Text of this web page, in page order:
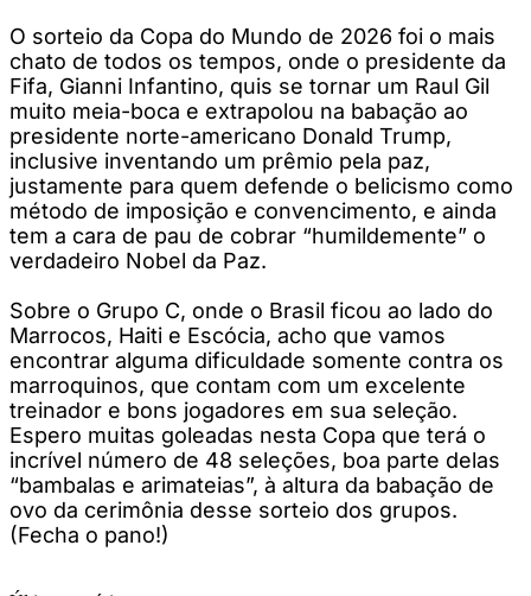
O sorteio da Copa do Mundo de 2026 foi o mais
chato de todos os tempos, onde o presidente da
Fifa, Gianni Infantino, quis se tornar um Raul Gil
muito meia-boca e extrapolou na babação ao
presidente norte-americano Donald Trump,
inclusive inventando um prêmio pela paz,
justamente para quem defende o belicismo como
método de imposição e convencimento, e ainda
tem a cara de pau de cobrar “humildemente” o
verdadeiro Nobel da Paz.
Sobre o Grupo C, onde o Brasil ficou ao lado do
Marrocos, Haiti e Escócia, acho que vamos
encontrar alguma dificuldade somente contra os
marroquinos, que contam com um excelente
treinador e bons jogadores em sua seleção.
Espero muitas goleadas nesta Copa que terá o
incrível número de 48 seleções, boa parte delas
“bambalas e arimateias”, à altura da babação de
ovo da cerimônia desse sorteio dos grupos.
(Fecha o pano!)